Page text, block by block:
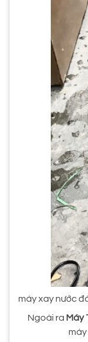
máy xay nước
Ngoài ra Máy